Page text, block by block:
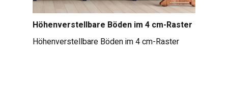
Höhenverstellbare Böden im 4 cm-Raster
Höhenverstellbare Böden im 4 cm-Raster